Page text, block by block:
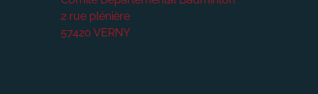
2 rue plénière
57420 VERNY